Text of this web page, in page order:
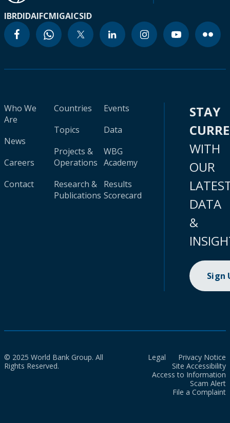
IBRDIDAIFCMIGAICSID
Who We
Are
News
Careers
Contact
Countries
Topics
Projects &
Operations
Research &
Publications
Events
Data
WBG
Academy
Results
Scorecard
STAY
WITH
OUR
DATA
&
Sign
© 2025 World Bank Group. All
Rights Reserved.
Legal
Privacy Notice
Site Accessibility
Access to Information
Scam Alert
File a Complaint